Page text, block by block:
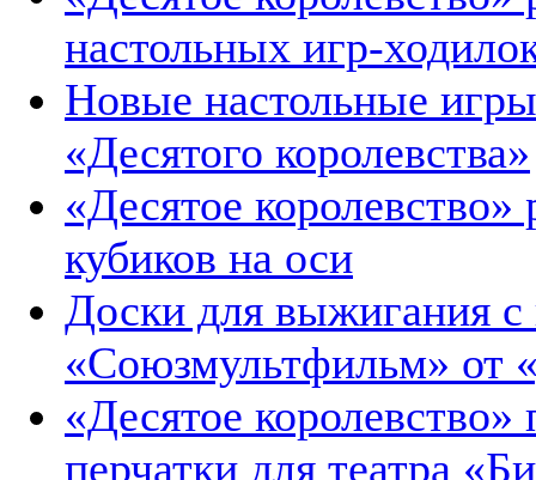
настольных игр-
Новые настольные
«Десятого королевства»
«Десятое
кубиков на оси
Доски для выжигания с
«Союзмультфильм» от
«Десятое
перчатки для театра